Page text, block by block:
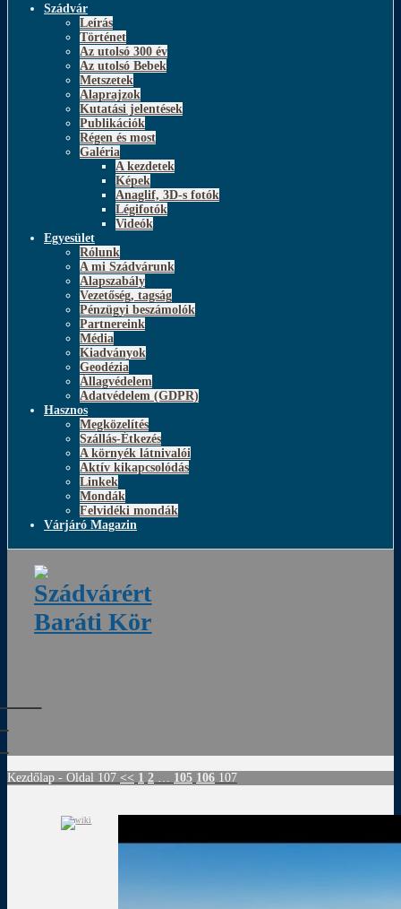
Szádvár
Leírás
Történet
Az utolsó 300 év
Az utolsó Bebek
Metszetek
Alaprajzok
Kutatási jelentések
Publikációk
Régen és most
Galéria
A kezdetek
Képek
Anaglif, 3D-s fotók
Légifotók
Videók
Egyesület
Rólunk
A mi Szádvárunk
Alapszabály
Vezetőség, tagság
Pénzügyi beszámolók
Partnereink
Média
Kiadványok
Geodézia
Állagvédelem
Adatvédelem (GDPR)
Hasznos
Megközelítés
Szállás-Étkezés
A környék látnivalói
Aktív kikapcsolódás
Linkek
Mondák
Felvidéki mondák
Várjáró Magazin
Kezdőlap - Oldal 107 << 1 2 … 105 106 107